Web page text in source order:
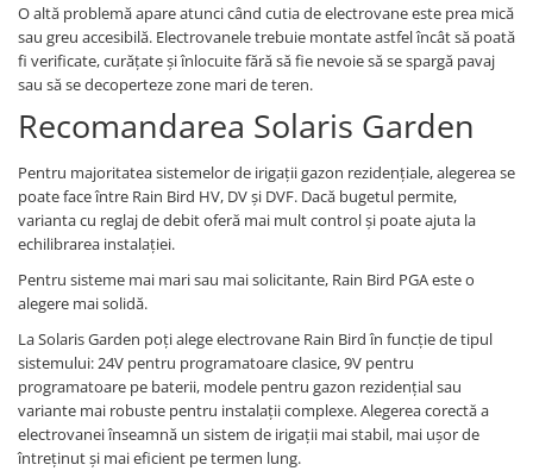
O altă problemă apare atunci când cutia de electrovane este prea mică
sau greu accesibilă. Electrovanele trebuie montate astfel încât să poată
fi verificate, curățate și înlocuite fără să fie nevoie să se spargă pavaj
sau să se decoperteze zone mari de teren.
Recomandarea Solaris Garden
Pentru majoritatea sistemelor de irigații gazon rezidențiale, alegerea se
poate face între Rain Bird HV, DV și DVF. Dacă bugetul permite,
varianta cu reglaj de debit oferă mai mult control și poate ajuta la
echilibrarea instalației.
Pentru sisteme mai mari sau mai solicitante, Rain Bird PGA este o
alegere mai solidă.
La Solaris Garden poți alege electrovane Rain Bird în funcție de tipul
sistemului: 24V pentru programatoare clasice, 9V pentru
programatoare pe baterii, modele pentru gazon rezidențial sau
variante mai robuste pentru instalații complexe. Alegerea corectă a
electrovanei înseamnă un sistem de irigații mai stabil, mai ușor de
întreținut și mai eficient pe termen lung.